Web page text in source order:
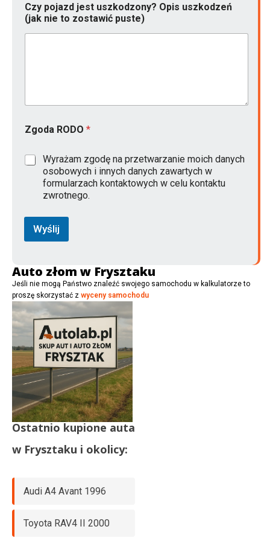
Czy pojazd jest uszkodzony? Opis uszkodzeń
(jak nie to zostawić puste)
Zgoda RODO *
Wyrażam zgodę na przetwarzanie moich danych
osobowych i innych danych zawartych w
formularzach kontaktowych w celu kontaktu
zwrotnego.
Wyślij
Auto złom w Frysztaku
Jeśli nie mogą Państwo znaleźć swojego samochodu w kalkulatorze to
proszę skorzystać z wyceny samochodu
Ostatnio kupione auta
w Frysztaku i okolicy:
Audi A4 Avant 1996
Toyota RAV4 II 2000